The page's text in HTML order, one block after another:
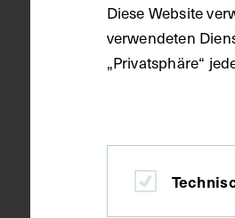
Datierung
Diese Website
verwendeten
„Privatsphäre“